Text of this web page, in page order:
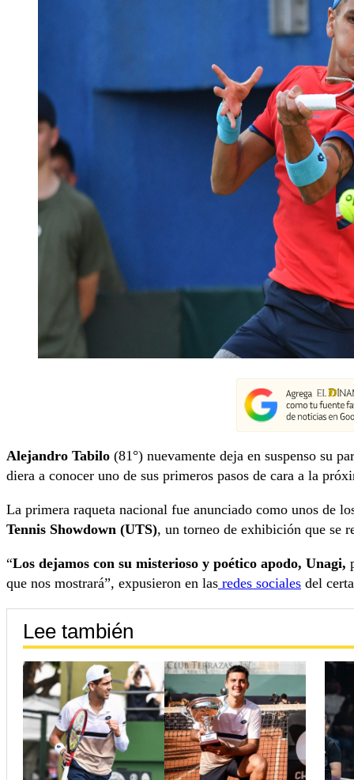
Alejandro Tabilo (81°) nuevamente deja en suspenso su
diera a conocer uno de sus primeros pasos de cara a la
La primera raqueta nacional fue anunciado como unos de
Tennis Showdown (UTS), un torneo de exhibición que se
“Los dejamos con su misterioso y poético apodo, Unagi,
que nos mostrará”, expusieron en las redes sociales del
Lee también